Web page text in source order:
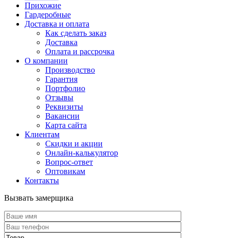
Прихожие
Гардеробные
Доставка и оплата
Как сделать заказ
Доставка
Оплата и рассрочка
О компании
Производство
Гарантия
Портфолио
Отзывы
Реквизиты
Вакансии
Карта сайта
Клиентам
Скидки и акции
Онлайн-калькулятор
Вопрос-ответ
Оптовикам
Контакты
Вызвать замерщика